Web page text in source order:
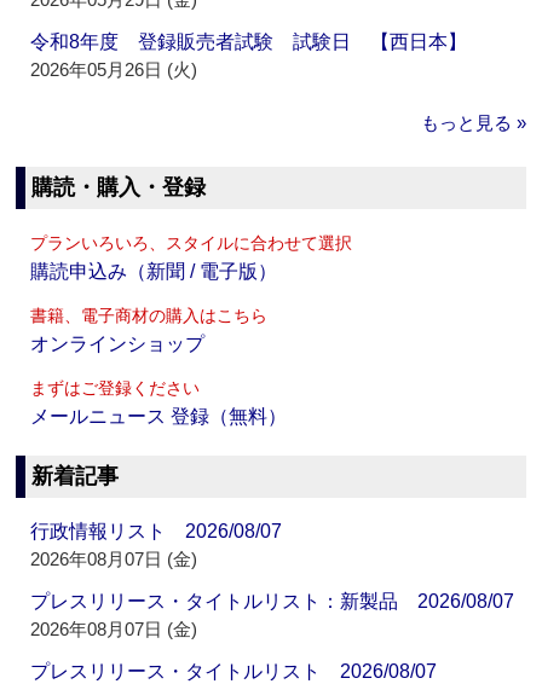
令和8年度 登録販売者試験 試験日 【西日本】
2026年05月26日 (火)
もっと見る »
購読・購入・登録
プランいろいろ、スタイルに合わせて選択
購読申込み（新聞 / 電子版）
書籍、電子商材の購入はこちら
オンラインショップ
まずはご登録ください
メールニュース 登録（無料）
新着記事
行政情報リスト 2026/08/07
2026年08月07日 (金)
プレスリリース・タイトルリスト：新製品 2026/08/07
2026年08月07日 (金)
プレスリリース・タイトルリスト 2026/08/07